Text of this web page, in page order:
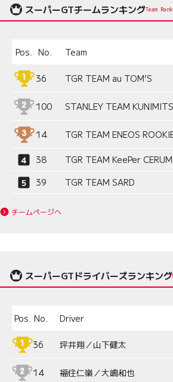
スーパーGTチームランキングTeam
Pos. No. Team
36 TGR TEAM au TOM’S
100 STANLEY TEAM
14 TGR TEAM ENEOS
38 TGR TEAM KeePer
39
TGR TEAM SARD
チームページへ
スーパーGTドライバーズランキング
Pos. No. Driver
36 坪井翔／山下健太
14 福住仁嶺／大嶋和也